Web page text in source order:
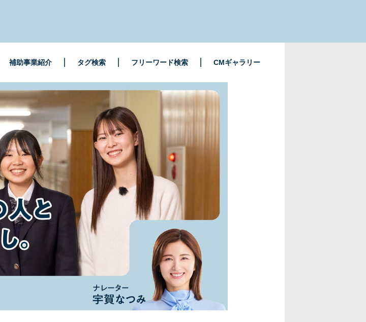
補助事業紹介 タグ検索 フリーワード検索 CMギャラリー